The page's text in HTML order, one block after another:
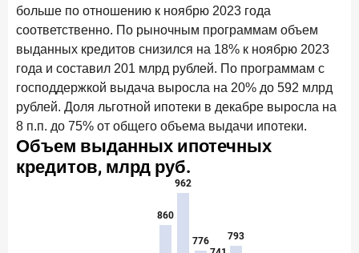
привычку
15 апреля 2026 года ИССЛЕДОВАНИЕ
Маркетинговые акции брокеров: обзор механик и
трендов
10 апреля 2026 года ИССЛЕДОВАНИЕ
ДНК современного ипотечного клиента
7 апреля 2026 года
По итогам марта 2026 года объем выдач кредитов
Не экосистемой единой: как пользователи
больше по отношению к ноябрю 2023 года
соответственно. По рыночным программам объем
выданных кредитов снизился на 18% к ноябрю 2023
года и составил 201 млрд рублей. По программам с
господдержкой выдача выросла на 20% до 592 млрд
рублей. Доля льготной ипотеки в декабре выросла на
8 п.п. до 75% от общего объема выдачи ипотеки.